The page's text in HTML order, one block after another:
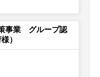
事業 グループ認
）